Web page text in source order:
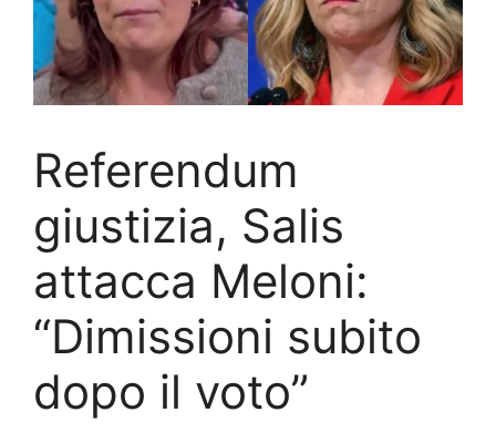
Referendum
giustizia, Salis
attacca Meloni:
“Dimissioni subito
dopo il voto”